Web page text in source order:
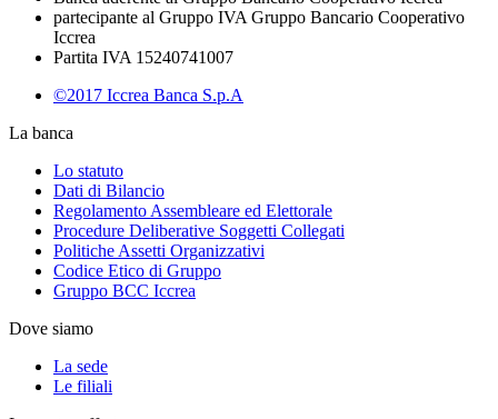
partecipante al Gruppo IVA Gruppo Bancario Cooperativo
Iccrea
Partita IVA 15240741007
©2017 Iccrea Banca S.p.A
La banca
Lo statuto
Dati di Bilancio
Regolamento Assembleare ed Elettorale
Procedure Deliberative Soggetti Collegati
Politiche Assetti Organizzativi
Codice Etico di Gruppo
Gruppo BCC Iccrea
Dove siamo
La sede
Le filiali